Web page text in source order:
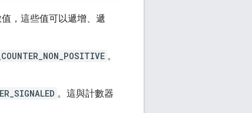
，這些值可以遞增、遞
。
。這與計數器